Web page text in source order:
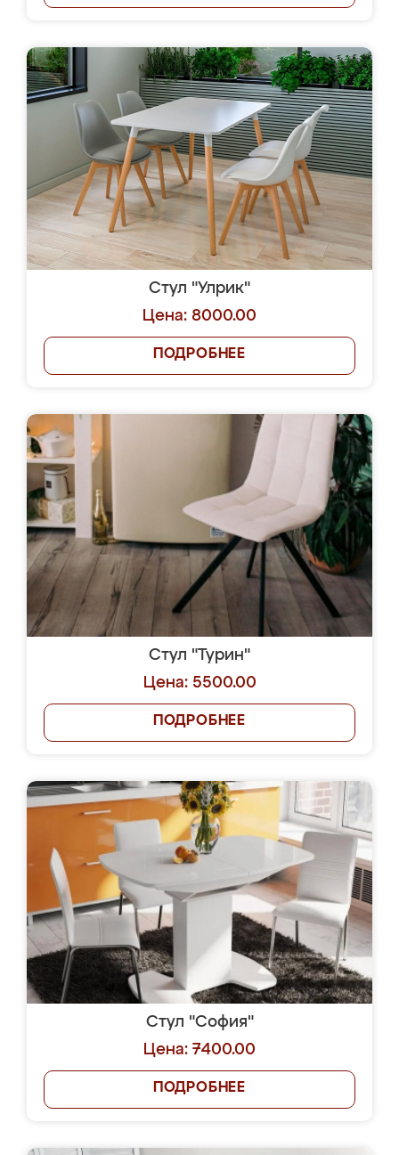
Стул "Улрик"
Цена: 8000.00
ПОДРОБНЕЕ
Стул "Турин"
Цена: 5500.00
ПОДРОБНЕЕ
Стул "София"
Цена: 7400.00
ПОДРОБНЕЕ